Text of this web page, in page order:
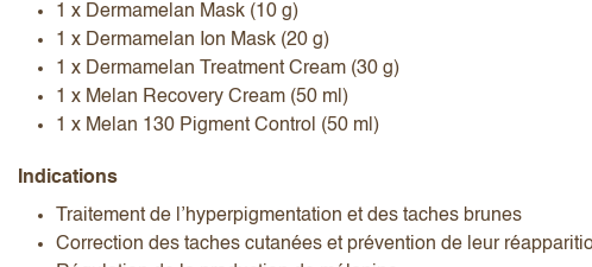
1 x Dermamelan Mask (10 g)
1 x Dermamelan Ion Mask (20 g)
1 x Dermamelan Treatment Cream (30 g)
1 x Melan Recovery Cream (50 ml)
1 x Melan 130 Pigment Control (50 ml)
Indications
Traitement de l’hyperpigmentation et des taches brunes
Correction des taches cutanées et prévention de leur